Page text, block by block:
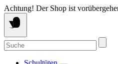
Springe
zum
Inhalt
Achtung! Der Shop ist
Suche
nach: